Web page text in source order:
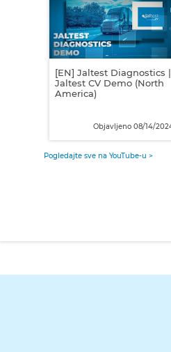
[EN] Jaltest Diagnostics |
Jaltest CV Demo (North
America)